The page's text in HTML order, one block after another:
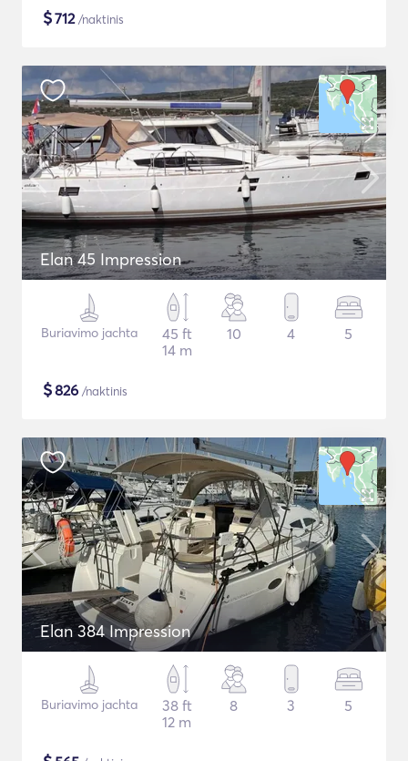
$712/naktinis
Elan 45 Impression
Buriavimo jachta
45 ft
14 m
10 4 5
$826 /naktinis
Elan 384 Impression
Buriavimo jachta
38 ft
12 m
8 3 5